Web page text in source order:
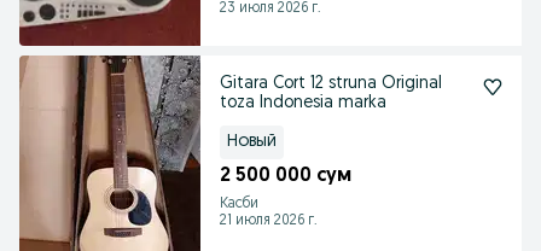
23 июля 2026 г.
Gitara Cort 12 struna Original
toza Indonesia marka
Новый
2 500 000 сум
Касби
21 июля 2026 г.